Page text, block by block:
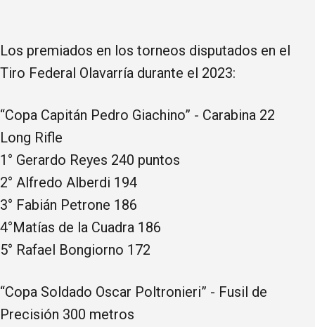
Los premiados en los torneos disputados en el
Tiro Federal Olavarría durante el 2023:
“Copa Capitán Pedro Giachino” - Carabina 22
Long Rifle
1° Gerardo Reyes 240 puntos
2° Alfredo Alberdi 194
3° Fabián Petrone 186
4°Matías de la Cuadra 186
5° Rafael Bongiorno 172
“Copa Soldado Oscar Poltronieri” - Fusil de
Precisión 300 metros